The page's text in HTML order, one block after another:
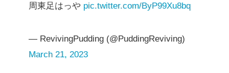
周東足はっや pic.twitter.com/ByP99Xu8bq
— RevivingPudding (@PuddingReviving)
March 21, 2023